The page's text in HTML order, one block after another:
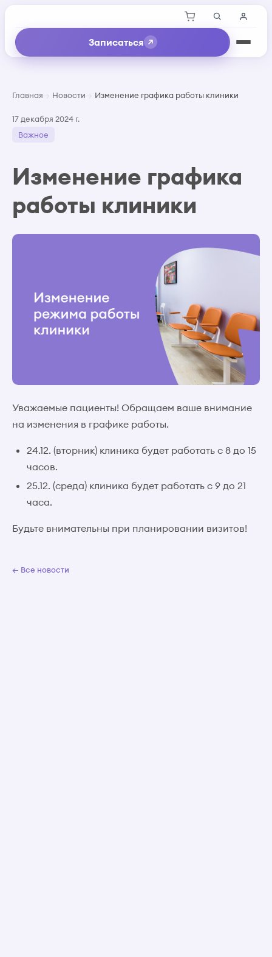
Записаться
Главная Новости Изменение графика работы клиники
17 декабря 2024 г.
Важное
Изменение графика
работы клиники
Уважаемые пациенты! Обращаем ваше внимание
на изменения в графике работы.
24.12. (вторник) клиника будет работать с 8 до 15
часов.
25.12. (среда) клиника будет работать с 9 до 21
часа.
Будьте внимательны при планировании визитов!
← Все новости